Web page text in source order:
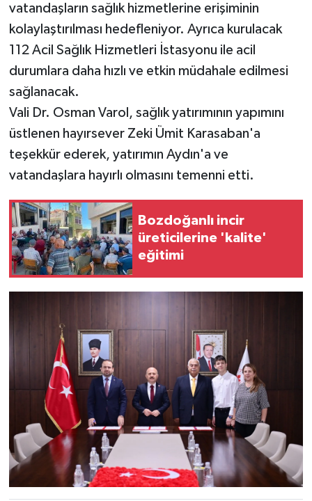
vatandaşların sağlık hizmetlerine erişiminin
kolaylaştırılması hedefleniyor. Ayrıca kurulacak
112 Acil Sağlık Hizmetleri İstasyonu ile acil
durumlara daha hızlı ve etkin müdahale edilmesi
sağlanacak.
Vali Dr. Osman Varol, sağlık yatırımının yapımını
üstlenen hayırsever Zeki Ümit Karasaban'a
teşekkür ederek, yatırımın Aydın'a ve
vatandaşlara hayırlı olmasını temenni etti.
Bozdoğanlı incir
üreticilerine 'kalite'
eğitimi